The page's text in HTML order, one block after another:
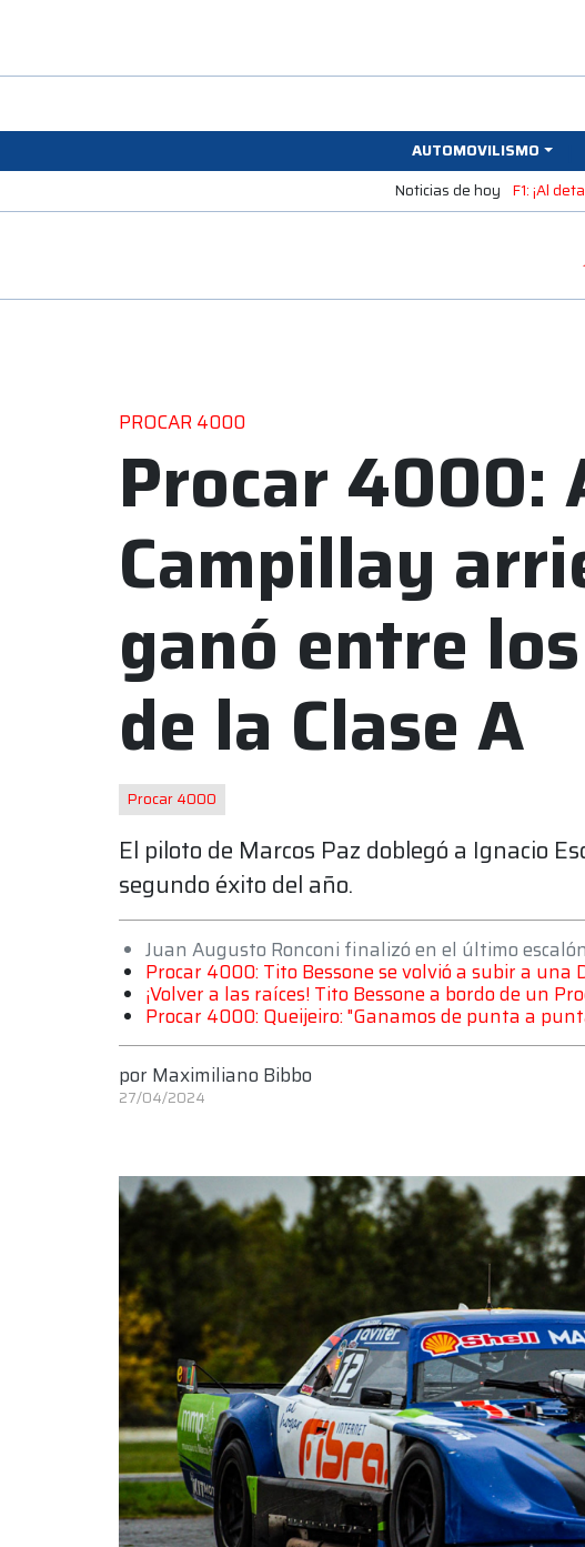
AUTOMOVILISMO
Noticias de hoy F1: ¡Al
PROCAR 4000
Procar 4000:
Campillay
ganó entre
de la Clase A
Procar 4000
El piloto de Marcos Paz doblegó a Ignacio
segundo éxito del año.
Juan Augusto Ronconi finalizó en el último
Procar 4000: Tito Bessone se volvió a subir a una
¡Volver a las raíces! Tito Bessone a bordo de un
Procar 4000: Queijeiro: "Ganamos de punta a
por Maximiliano Bibbo
27/04/2024